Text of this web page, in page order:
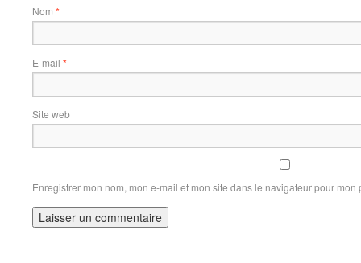
Nom *
E-mail *
Site web
Enregistrer mon nom, mon e-mail et mon site dans le navigateur pour